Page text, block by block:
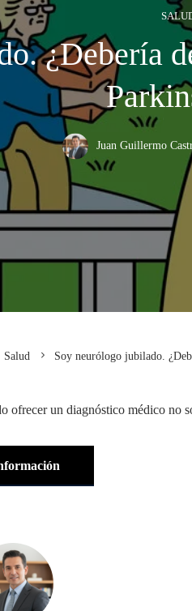
¿Debería
Juan Guillermo
Salud Soy neurólogo jubilado.
ofrecer un diagnóstico médico no